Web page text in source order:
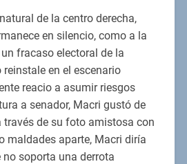
de la centro derecha,
en silencio, como a la
fracaso electoral de la
reinstale en el escenario
reacio a asumir riesgos
a senador, Macri gustó de
través de su foto amistosa con
maldades aparte, Macri diría
soporta una derrota